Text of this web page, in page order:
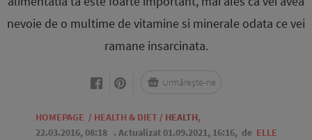
nevoie de o multime de vitamine si minerale odata ce vei
ramane insarcinata.
HOMEPAGE / HEALTH & DIET/ HEALTH,
22.03.2016, 08:18 . Actualizat 01.09.2021, 16:16, de ELLE
Urmărește-ne